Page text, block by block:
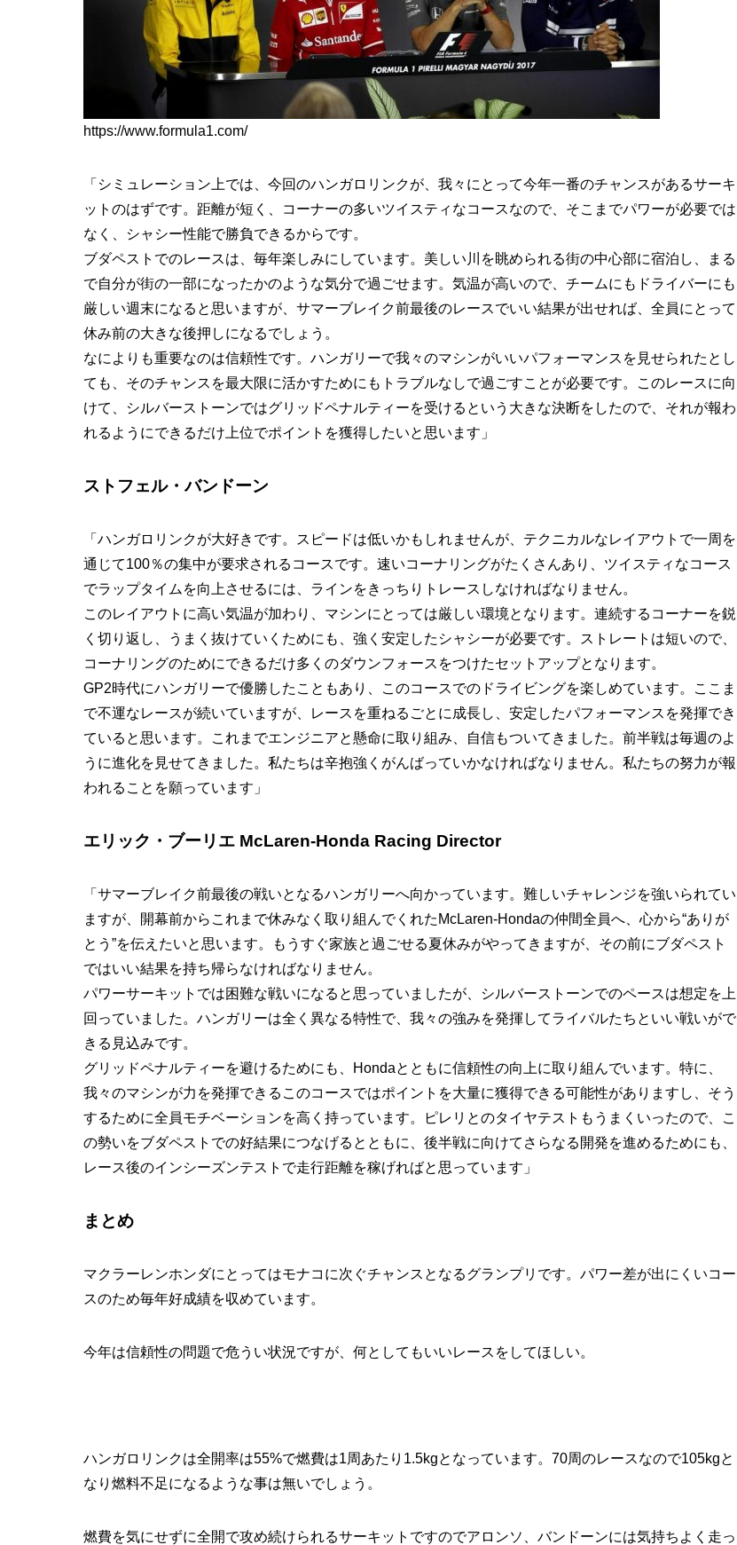
https://www.formula1.com/
「シミュレーション上では、今回のハンガロリンクが、我々にとって今年一番のチャンスがあるサーキ
ットのはずです。距離が短く、コーナーの多いツイスティなコースなので、そこまでパワーが必要では
なく、シャシー性能で勝負できるからです。
ブダペストでのレースは、毎年楽しみにしています。美しい川を眺められる街の中心部に宿泊し、まる
で自分が街の一部になったかのような気分で過ごせます。気温が高いので、チームにもドライバーにも
厳しい週末になると思いますが、サマーブレイク前最後のレースでいい結果が出せれば、全員にとって
休み前の大きな後押しになるでしょう。
なによりも重要なのは信頼性です。ハンガリーで我々のマシンがいいパフォーマンスを見せられたとし
ても、そのチャンスを最大限に活かすためにもトラブルなしで過ごすことが必要です。このレースに向
けて、シルバーストーンではグリッドペナルティーを受けるという大きな決断をしたので、それが報わ
れるようにできるだけ上位でポイントを獲得したいと思います」
ストフェル・バンドーン
「ハンガロリンクが大好きです。スピードは低いかもしれませんが、テクニカルなレイアウトで一周を
通じて100％の集中が要求されるコースです。速いコーナリングがたくさんあり、ツイスティなコース
でラップタイムを向上させるには、ラインをきっちりトレースしなければなりません。
このレイアウトに高い気温が加わり、マシンにとっては厳しい環境となります。連続するコーナーを鋭
く切り返し、うまく抜けていくためにも、強く安定したシャシーが必要です。ストレートは短いので、
コーナリングのためにできるだけ多くのダウンフォースをつけたセットアップとなります。
GP2時代にハンガリーで優勝したこともあり、このコースでのドライビングを楽しめています。ここま
で不運なレースが続いていますが、レースを重ねるごとに成長し、安定したパフォーマンスを発揮でき
ていると思います。これまでエンジニアと懸命に取り組み、自信もついてきました。前半戦は毎週のよ
うに進化を見せてきました。私たちは辛抱強くがんばっていかなければなりません。私たちの努力が報
われることを願っています」
エリック・ブーリエ McLaren-Honda Racing Director
「サマーブレイク前最後の戦いとなるハンガリーへ向かっています。難しいチャレンジを強いられてい
ますが、開幕前からこれまで休みなく取り組んでくれたMcLaren-Hondaの仲間全員へ、心から“ありが
とう”を伝えたいと思います。もうすぐ家族と過ごせる夏休みがやってきますが、その前にブダペスト
ではいい結果を持ち帰らなければなりません。
パワーサーキットでは困難な戦いになると思っていましたが、シルバーストーンでのペースは想定を上
回っていました。ハンガリーは全く異なる特性で、我々の強みを発揮してライバルたちといい戦いがで
きる見込みです。
グリッドペナルティーを避けるためにも、Hondaとともに信頼性の向上に取り組んでいます。特に、
我々のマシンが力を発揮できるこのコースではポイントを大量に獲得できる可能性がありますし、そう
するために全員モチベーションを高く持っています。ピレリとのタイヤテストもうまくいったので、こ
の勢いをブダペストでの好結果につなげるとともに、後半戦に向けてさらなる開発を進めるためにも、
レース後のインシーズンテストで走行距離を稼げればと思っています」
まとめ
マクラーレンホンダにとってはモナコに次ぐチャンスとなるグランプリです。パワー差が出にくいコー
スのため毎年好成績を収めています。
今年は信頼性の問題で危うい状況ですが、何としてもいいレースをしてほしい。
ハンガロリンクは全開率は55%で燃費は1周あたり1.5kgとなっています。70周のレースなので105kgと
なり燃料不足になるような事は無いでしょう。
燃費を気にせずに全開で攻め続けられるサーキットですのでアロンソ、バンドーンには気持ちよく走っ